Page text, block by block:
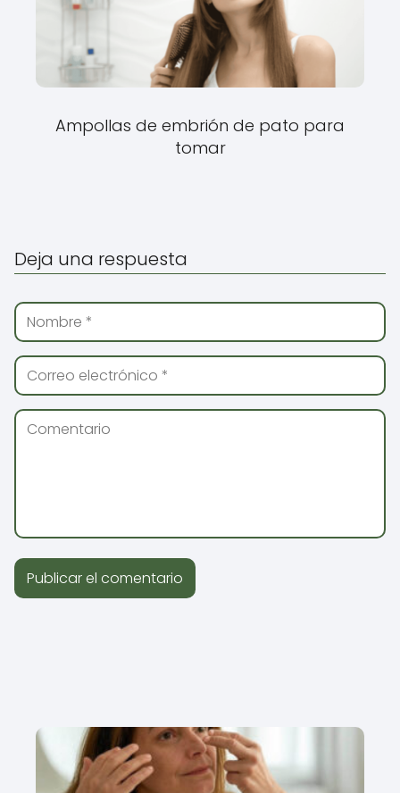
Ampollas de embrión de pato para
tomar
Deja una respuesta